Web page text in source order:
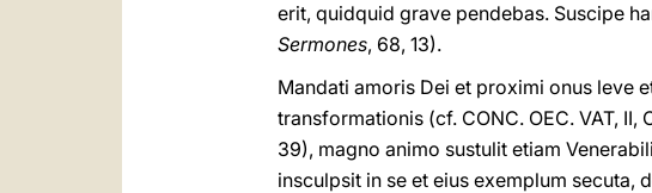
erit, quidquid grave pendebas. Suscipe
Sermones, 68, 13).
Mandati amoris Dei et proximi onus leve
transformationis (cf. CONC. OEC. VAT,
39), magno animo sustulit etiam
insculpsit in se et eius exemplum secuta,